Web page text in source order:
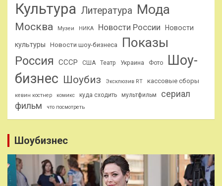
Культура Литература Мода
Москва Музеи НИКА Новости России Новости
культуры Новости шоу-бизнеса Показы
Россия СССР США Театр Украина Фото
Шоу-
бизнес Шоубиз Эксклюзив RT кассовые сборы
кевин костнер комикс куда сходить мультфильм
сериал
фильм
что посмотреть
Шоубизнес